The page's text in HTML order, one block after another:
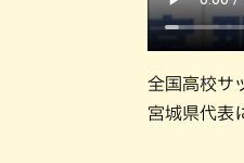
全国高校サ
宮城県代表